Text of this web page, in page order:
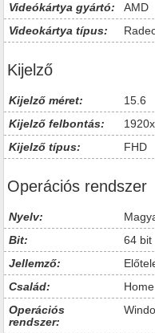
Videókártya gyártó:
AMD
Videokártya típus:
Kijelző
Kijelző méret:
15.6
Kijelző felbontás:
Kijelző típus:
FHD
Operációs rendszer
Nyelv:
Bit:
64 bit
Jellemző:
Család:
Home
Operációs
rendszer: